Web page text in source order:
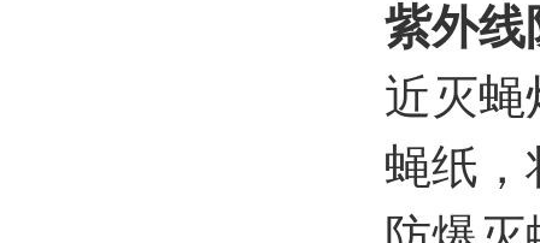
紫外线
近灭蝇
蝇纸，